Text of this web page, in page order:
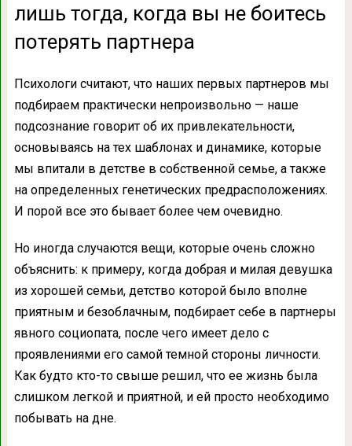
лишь тогда, когда вы не боитесь
потерять партнера
Психологи считают, что наших первых партнеров мы
подбираем практически непроизвольно — наше
подсознание говорит об их привлекательности,
основываясь на тех шаблонах и динамике, которые
мы впитали в детстве в собственной семье, а также
на определенных генетических предрасположениях.
И порой все это бывает более чем очевидно.
Но иногда случаются вещи, которые очень сложно
объяснить: к примеру, когда добрая и милая девушка
из хорошей семьи, детство которой было вполне
приятным и безоблачным, подбирает себе в партнеры
явного социопата, после чего имеет дело с
проявлениями его самой темной стороны личности.
Как будто кто-то свыше решил, что ее жизнь была
слишком легкой и приятной, и ей просто необходимо
побывать на дне.